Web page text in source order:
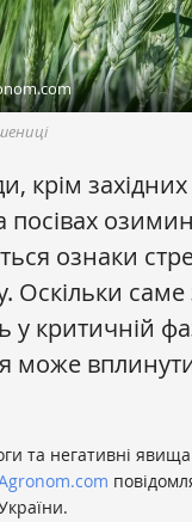
крім західних
ознаки
Оскільки саме
критичній
може
та негативні